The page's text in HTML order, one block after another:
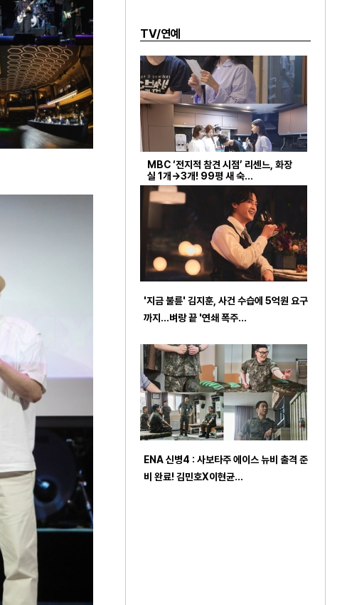
TV/연예
MBC ‘전지적 참견 시점’ 리센느, 화장
실 1개→3개! 99평 새 숙…
'지금 불륜' 김지훈, 사건 수습에 5억원 요구
까지…벼랑 끝 '연쇄 폭주…
ENA 신병4 : 사보타주 에이스 뉴비 출격 준
비 완료! 김민호X이현균…